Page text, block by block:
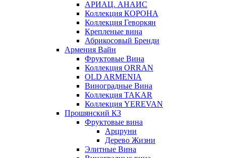
АРИАЦ. АНАИС
Коллекция КОРОНА
Коллекция Геворкян
Крепленые вина
Абрикосовый Бренди
Армения Вайн
Фруктовые Вина
Коллекция ORRAN
OLD ARMENIA
Виноградные Вина
Коллекция TAKAR
Коллекция YEREVAN
Прошянский КЗ
Фруктовые вина
Арцруни
Дерево Жизни
Элитные Вина